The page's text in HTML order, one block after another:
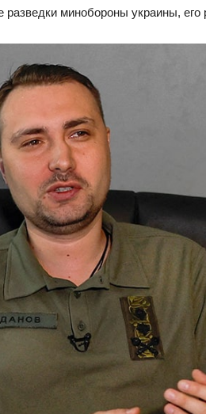
разведки минобороны украины,